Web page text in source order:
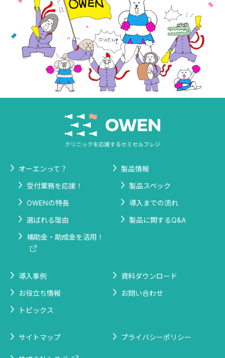
オーエンって？
受付業務を応援！
OWENの特長
選ばれる理由
補助金・助成金を活用！
製品情報
製品スペック
導入までの流れ
製品に関するQ&A
導入事例
お役立ち情報
トピックス
資料ダウンロード
お問い合わせ
サイトマップ プライバシーポリシー